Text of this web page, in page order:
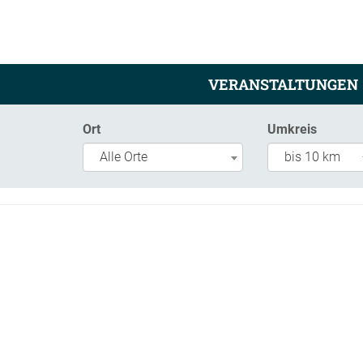
VERANSTALTUNGEN
Ort
Alle Orte
Umkreis
bis 10 km